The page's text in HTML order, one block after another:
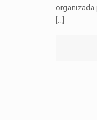
organizada
[...]